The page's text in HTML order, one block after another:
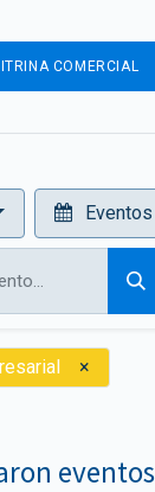
COMERCIAL
×